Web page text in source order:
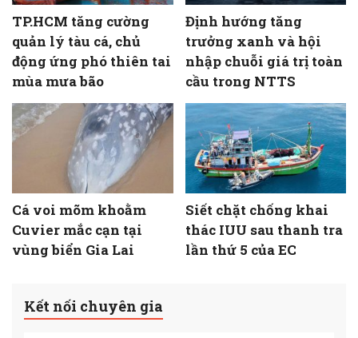
TP.HCM tăng cường
quản lý tàu cá, chủ
động ứng phó thiên tai
mùa mưa bão
Định hướng tăng
trưởng xanh và hội
nhập chuỗi giá trị toàn
cầu trong NTTS
Cá voi mõm khoằm
Cuvier mắc cạn tại
vùng biển Gia Lai
Siết chặt chống khai
thác IUU sau thanh tra
lần thứ 5 của EC
Kết nối chuyên gia